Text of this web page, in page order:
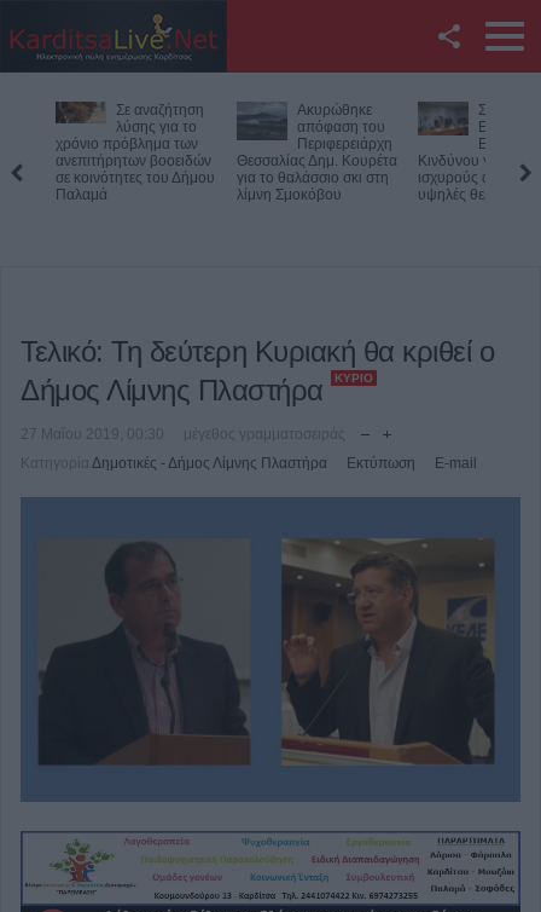
Twitter
YouTube
KarditsaLive.Net
Σε αναζήτηση
λύσης για το
χρόνιο πρόβλημα των
ανεπιτήρητων βοοειδών
σε κοινότητες του Δήμου
Παλαμά
Ακυρώθηκε
απόφαση του
Περιφερειάρχη
Θεσσαλίας Δημ. Κουρέτα
για το θαλάσσιο σκι στη
λίμνη Σμοκόβου
Κινδύνου για τους
ισχυρούς ανέμους
υψηλές
Τελικό: Τη δεύτερη Κυριακή θα κριθεί ο
Δήμος Λίμνης Πλαστήρα
ΚΎΡΙΟ
27 Μαΐου 2019, 00:30
μέγεθος γραμματοσειράς
Κατηγορία Δημοτικές - Δήμος Λίμνης Πλαστήρα Εκτύπωση E-mail